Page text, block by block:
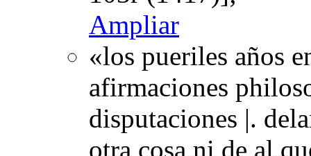
Ampliar
«los pueriles años
afirmaciones
disputaciones |.
otra cosa ni de al